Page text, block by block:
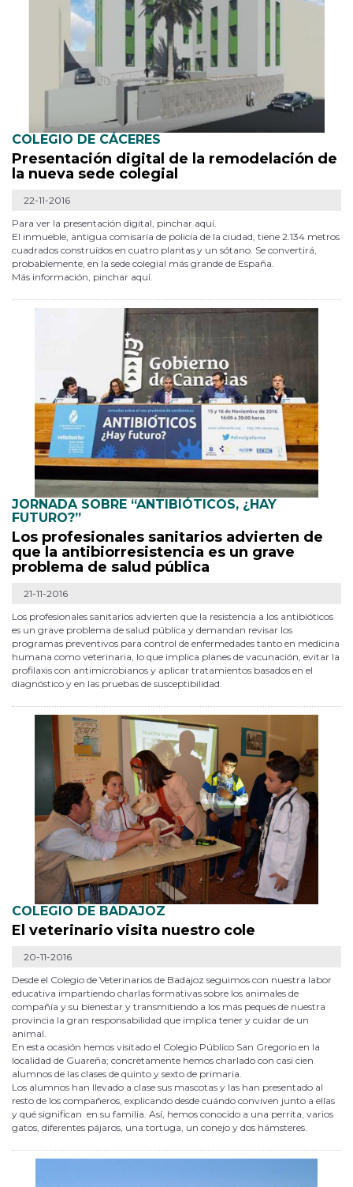
COLEGIO DE CÁCERES
Presentación digital de la remodelación de
la nueva sede colegial
22-11-2016
Para ver la presentación digital, pinchar aquí.
El inmueble, antigua comisaría de policía de la ciudad, tiene 2.134 metros
cuadrados construídos en cuatro plantas y un sótano. Se convertirá,
probablemente, en la sede colegial más grande de España.
Más información, pinchar aquí.
JORNADA SOBRE “ANTIBIÓTICOS, ¿HAY
FUTURO?”
Los profesionales sanitarios advierten de
que la antibiorresistencia es un grave
problema de salud pública
21-11-2016
Los profesionales sanitarios advierten que la resistencia a los antibióticos
es un grave problema de salud pública y demandan revisar los
programas preventivos para control de enfermedades tanto en medicina
humana como veterinaria, lo que implica planes de vacunación, evitar la
profilaxis con antimicrobianos y aplicar tratamientos basados en el
diagnóstico y en las pruebas de susceptibilidad.
COLEGIO DE BADAJOZ
El veterinario visita nuestro cole
20-11-2016
Desde el Colegio de Veterinarios de Badajoz seguimos con nuestra labor
educativa impartiendo charlas formativas sobre los animales de
compañía y su bienestar y transmitiendo a los más peques de nuestra
provincia la gran responsabilidad que implica tener y cuidar de un
animal.
En esta ocasión hemos visitado el Colegio Público San Gregorio en la
localidad de Guareña; concretamente hemos charlado con casi cien
alumnos de las clases de quinto y sexto de primaria.
Los alumnos han llevado a clase sus mascotas y las han presentado al
resto de los compañeros, explicando desde cuándo conviven junto a ellas
y qué significan en su familia. Así, hemos conocido a una perrita, varios
gatos, diferentes pájaros, una tortuga, un conejo y dos hámsteres.